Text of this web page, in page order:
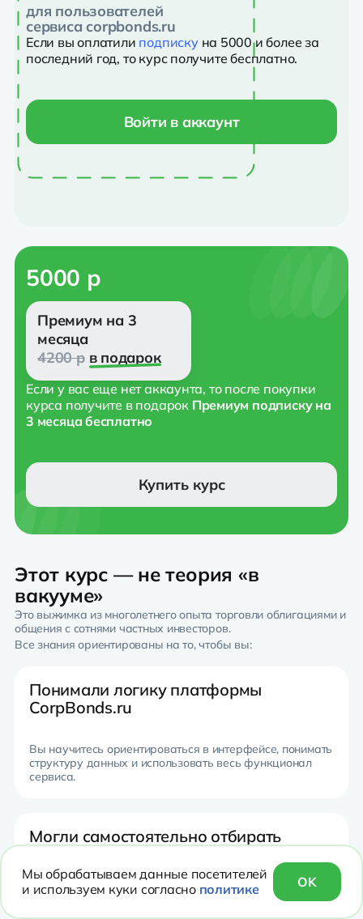
для пользователей
сервиса corpbonds.ru
Если вы оплатили подпискуна 5000 и более за
последний год, то курс получите бесплатно.
Войти в аккаунт
5000 р
Премиум на 3
месяца
4200 р в подарок
Если у вас еще нет аккаунта, то после покупки
курса получите в подарок Премиум подписку на
3 месяца бесплатно
Купить курс
Этот курс — не теория «в
вакууме»
Это выжимка из многолетнего опыта торговли облигациями и
общения с сотнями частных инвесторов.
Все знания ориентированы на то, чтобы вы:
Понимали логику платформы
CorpBonds.ru
Вы научитесь ориентироваться в интерфейсе, понимать
структуру данных и использовать весь функционал
сервиса.
Могли самостоятельно отбирать
Вы сможете применять фильтры, сравнивать
Мы обрабатываем данные посетителей
и используем куки согласно политике OK